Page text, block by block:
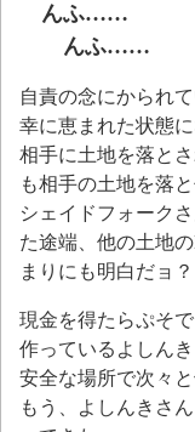
んふ……
んふ……
自責の念にかられ
幸に恵まれた状態に
相手に土地を落と
も相手の土地を落と
シェイドフォーク
た途端、他の土地
まりにも明白だョ？
現金を得たらぷそ
作っているよしんき
安全な場所で次々
もう、よしんきさ